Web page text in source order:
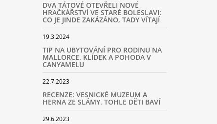
DVA TÁTOVÉ OTEVŘELI NOVÉ
HRAČKÁŘSTVÍ VE STARÉ BOLESLAVI:
CO JE JINDE ZAKÁZÁNO, TADY VÍTAJÍ
19.3.2024
TIP NA UBYTOVÁNÍ PRO RODINU NA
MALLORCE. KLÍDEK A POHODA V
CANYAMELU
22.7.2023
RECENZE: VESNICKÉ MUZEUM A
HERNA ZE SLÁMY. TOHLE DĚTI BAVÍ
29.6.2023